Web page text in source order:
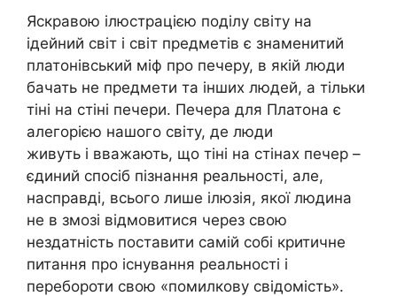
Яскравою ілюстрацією поділу світу на
ідейний світ і світ предметів є знаменитий
платонівський міф про печеру, в якій люди
бачать не предмети та інших людей, а тільки
тіні на стіні печери. Печера для Платона є
алегорією нашого світу, де люди
живуть і вважають, що тіні на стінах печер –
єдиний спосіб пізнання реальності, але,
насправді, всього лише ілюзія, якої людина
не в змозі відмовитися через свою
нездатність поставити самій собі критичне
питання про існування реальності і
перебороти свою «помилкову свідомість».